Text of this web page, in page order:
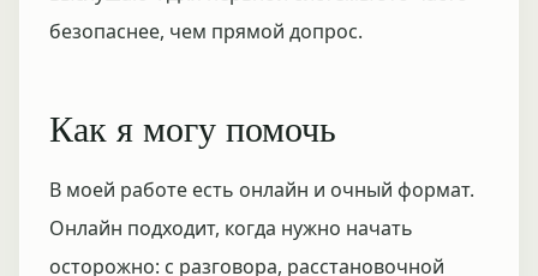
безопаснее, чем прямой допрос.
Как я могу помочь
В моей работе есть онлайн и очный формат.
Онлайн подходит, когда нужно начать
осторожно: с разговора, расстановочной